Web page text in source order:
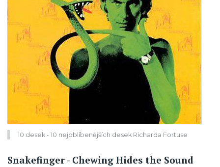
10 desek - 10 nejoblíbenějších desek Richarda Fortuse
Snakefinger - Chewing Hides the Sound